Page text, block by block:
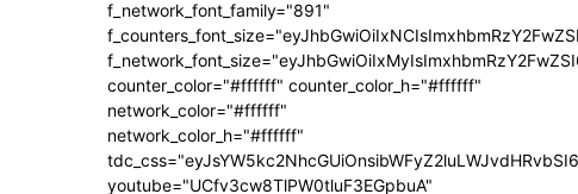
f_network_font_family="891"
counter_color="#ffffff" counter_color_h="#ffffff"
network_color="#ffffff"
network_color_h="#ffffff"
youtube="UCfv3cw8TlPW0tluF3EGpbuA"